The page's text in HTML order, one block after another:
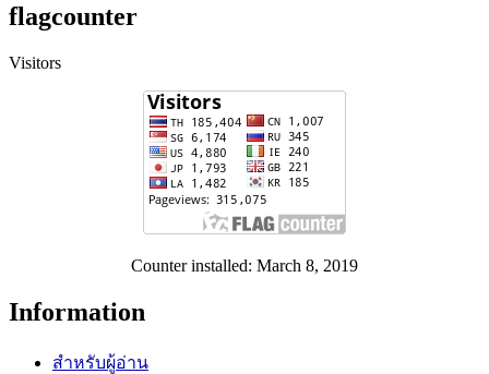
flagcounter
Visitors
Counter installed: March 8, 2019
Information
สำหรับผู้อ่าน